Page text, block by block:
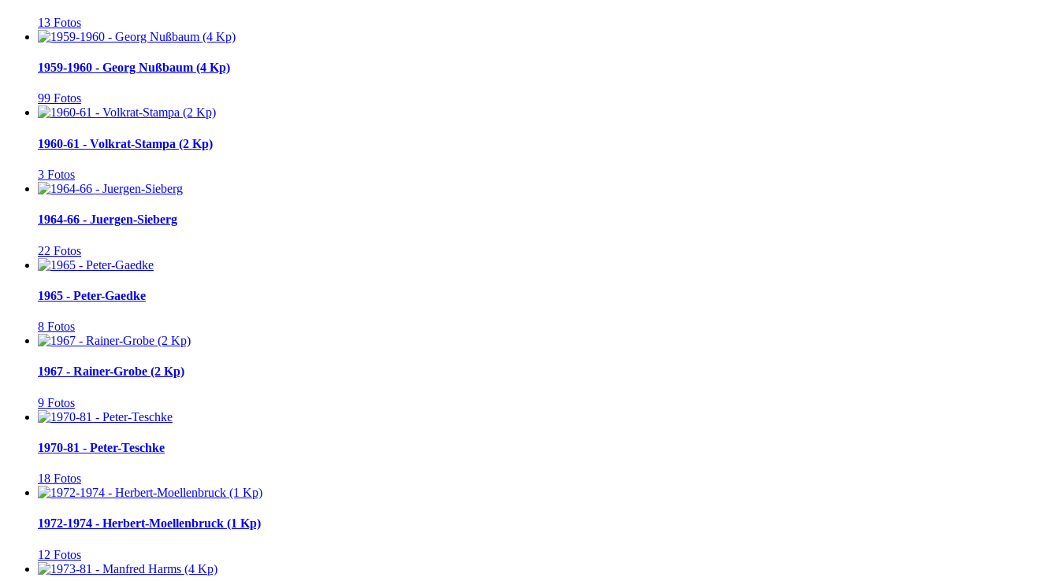
13 Fotos
1959-1960 - Georg Nußbaum (4 Kp)
99 Fotos
1960-61 - Volkrat-Stampa (2 Kp)
3 Fotos
1964-66 - Juergen-Sieberg
22 Fotos
1965 - Peter-Gaedke
8 Fotos
1967 - Rainer-Grobe (2 Kp)
9 Fotos
1970-81 - Peter-Teschke
18 Fotos
1972-1974 - Herbert-Moellenbruck (1 Kp)
12 Fotos